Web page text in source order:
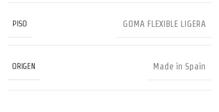
PISO GOMA FLEXIBLE LIGERA
ORIGEN Made in Spain